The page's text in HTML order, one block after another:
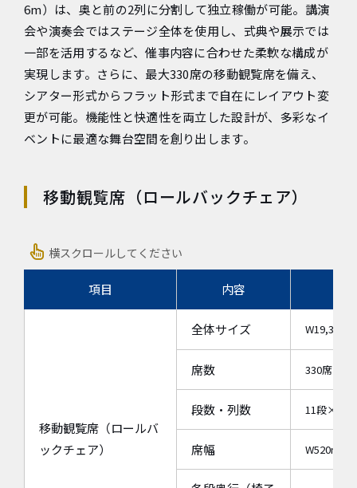
6m）は、奥と前の2列に分割して独立稼働が可能。講演
会や演奏会ではステージ全体を使用し、式典や展示では
一部を活用するなど、催事内容に合わせた柔軟な構成が
実現します。さらに、最大330席の移動観覧席を備え、
シアター形式からフラット形式まで自在にレイアウト変
更が可能。機能性と快適性を両立した設計が、多彩なイ
ベントに最適な舞台空間を創り出します。
移動観覧席（ロールバックチェア）
横スクロールしてください
項目 内容
移動観覧席（ロールバ
ックチェア）
全体サイズ
席数 330席
段数・列数 11段×（
席幅 W520mm